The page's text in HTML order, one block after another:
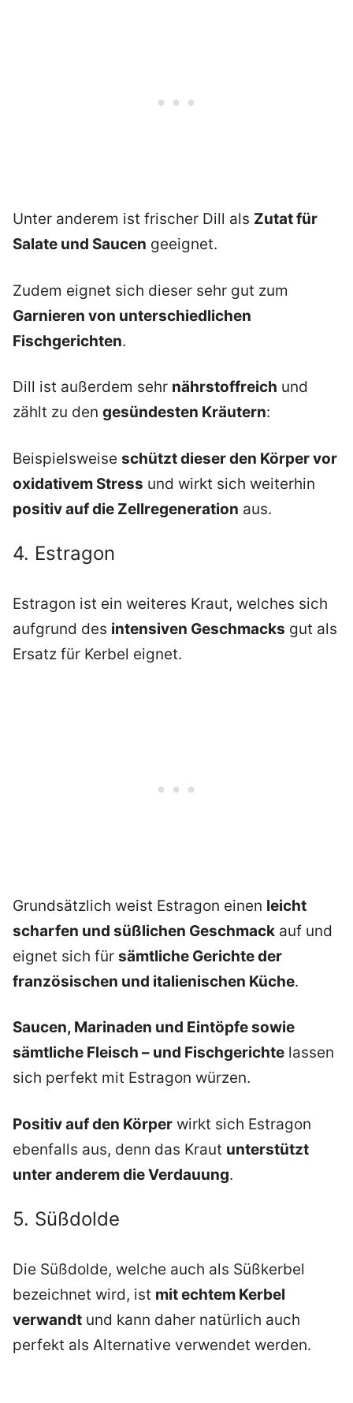
Unter anderem ist frischer Dill als Zutat für
Salate und Saucen geeignet.
Zudem eignet sich dieser sehr gut zum
Garnieren von unterschiedlichen
Fischgerichten.
Dill ist außerdem sehr nährstoffreich und
zählt zu den gesündesten Kräutern:
Beispielsweise schützt dieser den Körper vor
oxidativem Stress und wirkt sich weiterhin
positiv auf die Zellregeneration aus.
4. Estragon
Estragon ist ein weiteres Kraut, welches sich
aufgrund des intensiven Geschmacks gut als
Ersatz für Kerbel eignet.
Grundsätzlich weist Estragon einen leicht
scharfen und süßlichen Geschmack auf und
eignet sich für sämtliche Gerichte der
französischen und italienischen Küche.
Saucen, Marinaden und Eintöpfe sowie
sämtliche Fleisch – und Fischgerichte lassen
sich perfekt mit Estragon würzen.
Positiv auf den Körper wirkt sich Estragon
ebenfalls aus, denn das Kraut unterstützt
unter anderem die Verdauung.
5. Süßdolde
Die Süßdolde, welche auch als Süßkerbel
bezeichnet wird, ist mit echtem Kerbel
verwandt und kann daher natürlich auch
perfekt als Alternative verwendet werden.